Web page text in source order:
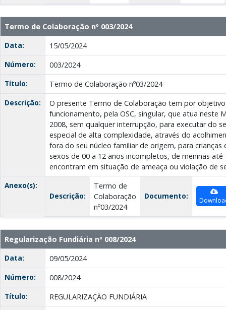
Termo de Colaboração nº 003/2024
Data:
15/05/2024
Número:
003/2024
Título:
Termo de Colaboração nº03/2024
Descrição:
O presente Termo de Colaboração tem por
funcionamento, pela OSC, singular, que atua neste
2008, sem qualquer interrupção, para executar do
especial de alta complexidade, através do
fora do seu núcleo familiar de origem, para
sexos de 00 a 12 anos incompletos, de meninas
encontram em situação de ameaça ou violação de
Anexo(s):
Descrição:
Termo de
Colaboração
nº03/2024
Documento:
Regularização Fundiária nº 008/2024
Data:
09/05/2024
Número:
008/2024
Título:
REGULARIZAÇÃO FUNDIÁRIA